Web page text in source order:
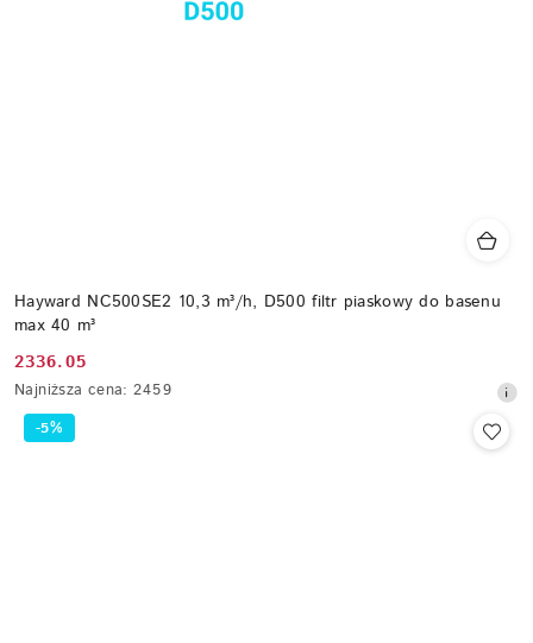
Hayward NC500SE2 10,3 m³/h, D500 filtr piaskowy do basenu
max 40 m³
Cena
promocyjna:
2336.05
Najniższa
cena
Najniższa cena: 2459
-5%